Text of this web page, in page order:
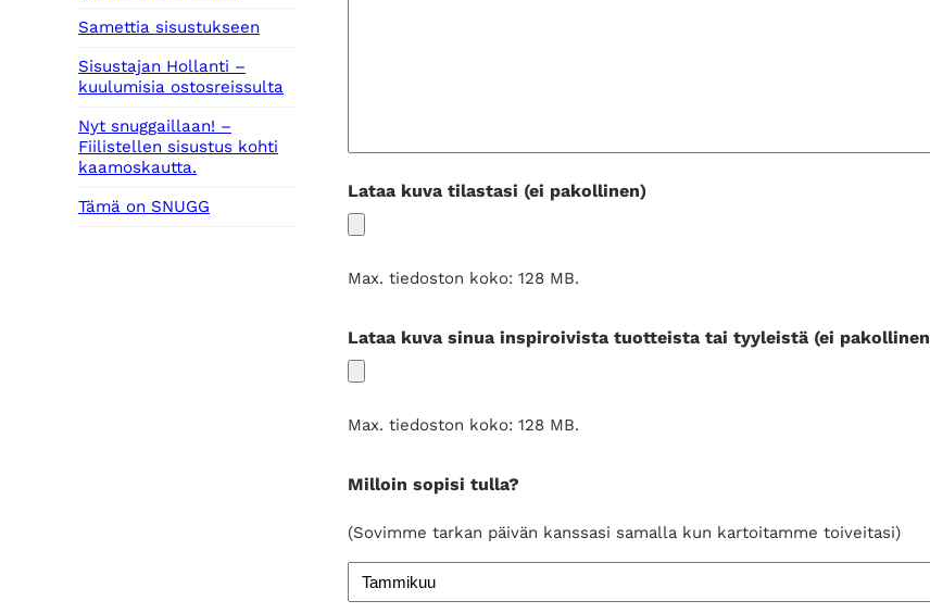
Samettia sisustukseen
Sisustajan Hollanti –
kuulumisia ostosreissulta
Nyt snuggaillaan! –
Fiilistellen sisustus kohti
kaamoskautta.
Tämä on SNUGG
Lataa kuva tilastasi (ei pakollinen)
Max. tiedoston koko: 128 MB.
Lataa kuva sinua inspiroivista tuotteista tai tyyleistä (ei
Max. tiedoston koko: 128 MB.
Milloin sopisi tulla?
(Sovimme tarkan päivän kanssasi samalla kun kartoitamme toiveitasi)